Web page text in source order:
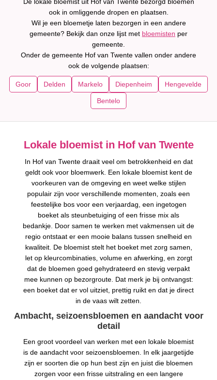
ook in omliggende dropen en plaatsen.
Wil je een bloemetje laten bezorgen in een andere
gemeente? Bekijk dan onze lijst met bloemisten per
gemeente.
Onder de gemeente Hof van Twente vallen onder andere
ook de volgende plaatsen:
Goor Delden Markelo Diepenheim Hengevelde
Bentelo
Lokale bloemist in Hof van Twente
In Hof van Twente draait veel om betrokkenheid en dat
geldt ook voor bloemwerk. Een lokale bloemist kent de
voorkeuren van de omgeving en weet welke stijlen
populair zijn voor verschillende momenten, zoals een
feestelijke bos voor een verjaardag, een ingetogen
boeket als steunbetuiging of een frisse mix als
bedankje. Door samen te werken met vakmensen uit de
regio ontstaat er een mooie balans tussen snelheid en
kwaliteit. De bloemist stelt het boeket met zorg samen,
let op kleurcombinaties, volume en afwerking, en zorgt
dat de bloemen goed gehydrateerd en stevig verpakt
mee kunnen op bezorgroute. Dat merk je bij ontvangst:
een boeket dat er vol uitziet, prettig ruikt en dat je direct
in de vaas wilt zetten.
Ambacht, seizoensbloemen en aandacht voor
detail
Een groot voordeel van werken met een lokale bloemist
is de aandacht voor seizoensbloemen. In elk jaargetijde
zijn er soorten die op hun best zijn en juist die bloemen
zorgen voor een frisse uitstraling en een langere